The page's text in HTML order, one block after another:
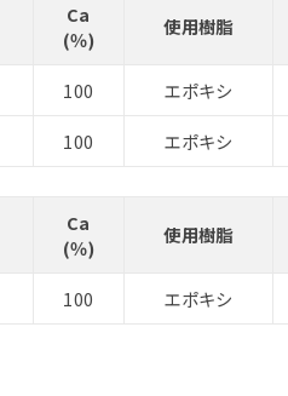
Ca
(％)
使用樹脂
100 エポキシ
100 エポキシ
Ca
(％)
使用樹脂
100 エポキシ